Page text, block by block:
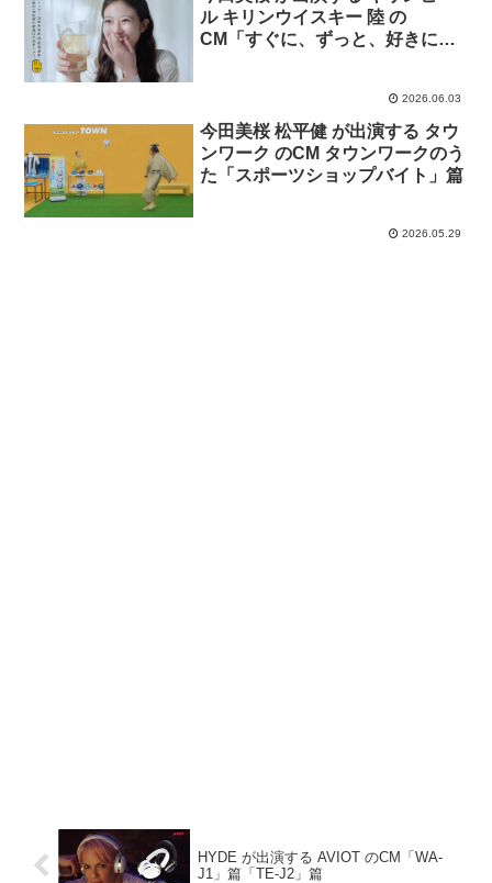
ル キリンウイスキー 陸 の
CM「すぐに、ずっと、好きにな
2026.06.03
今田美桜 松平健 が出演する タウ
ンワーク のCM タウンワークのう
た「スポーツショップバイト」篇
2026.05.29
HYDE が出演する AVIOT のCM「WA-
J1」篇「TE-J2」篇